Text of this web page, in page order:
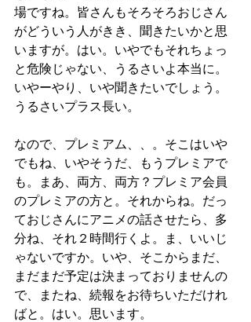
場ですね。皆さんもそろそろおじさん
がどういう人がきき、聞きたいかと思
いますが。はい。いやでもそれちょっ
と危険じゃない、うるさいよ本当に。
いやーやり、いや聞きたいでしょう。
うるさいプラス長い。
なので、プレミアム、、。そこはいや
でもね、いやそうだ、もうプレミアで
も。まあ、両方、両方？プレミア会員
のプレミアの方と。それからね。だっ
ておじさんにアニメの話させたら、多
分ね、それ２時間行くよ。ま、いいじ
ゃないですか。いや、そこからまだ、
まだまだ予定は決まっておりませんの
で、またね、続報をお待ちいただけれ
ばと。はい。思います。